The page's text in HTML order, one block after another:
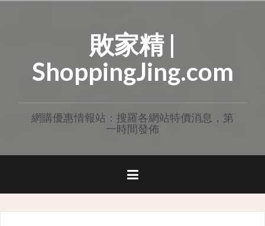
敗家精 |
ShoppingJing.com
網購優惠情報站：搜羅各網站特價消息，第
一時間發佈